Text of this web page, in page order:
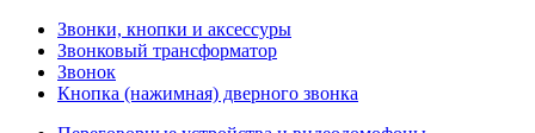
Звонки, кнопки и аксессуры
Звонковый трансформатор
Звонок
Кнопка (нажимная) дверного звонка